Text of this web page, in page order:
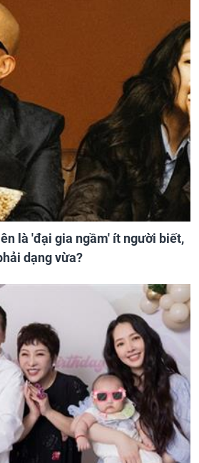
là 'đại gia ngầm' ít người biết,
dạng vừa?